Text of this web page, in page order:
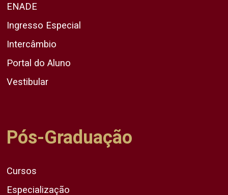
ENADE
Ingresso Especial
Intercâmbio
Portal do Aluno
Vestibular
Pós-Graduação
Cursos
Especialização